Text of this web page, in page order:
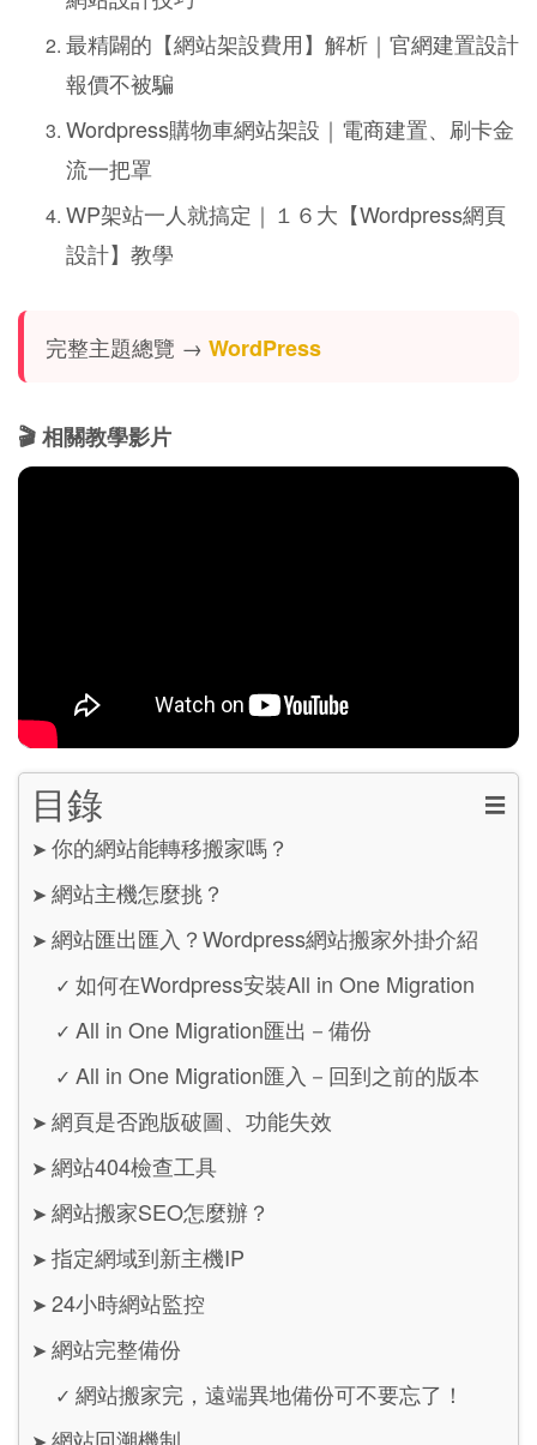
最精闢的【網站架設費用】解析｜官網建置設計
報價不被騙
Wordpress購物車網站架設｜電商建置、刷卡金
流一把罩
WP架站一人就搞定｜１６大【Wordpress網頁
設計】教學
完整主題總覽 → WordPress
🎬 相關教學影片
目錄 ☰
➤ 你的網站能轉移搬家嗎？
➤ 網站主機怎麼挑？
➤ 網站匯出匯入？Wordpress網站搬家外掛介紹
✓ 如何在Wordpress安裝All in One Migration
✓ All in One Migration匯出－備份
✓ All in One Migration匯入－回到之前的版本
➤ 網頁是否跑版破圖、功能失效
➤ 網站404檢查工具
➤ 網站搬家SEO怎麼辦？
➤ 指定網域到新主機IP
➤ 24小時網站監控
➤ 網站完整備份
✓ 網站搬家完，遠端異地備份可不要忘了！